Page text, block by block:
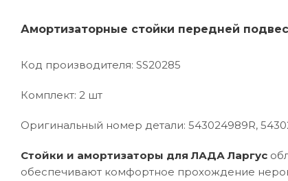
Амортизаторные стойки передней
Код производителя: SS20285
Комплект: 2 шт
Оригинальный номер детали: 543024989R,
Стойки и амортизаторы для ЛАДА Ларгус
обеспечивают комфортное прохождение